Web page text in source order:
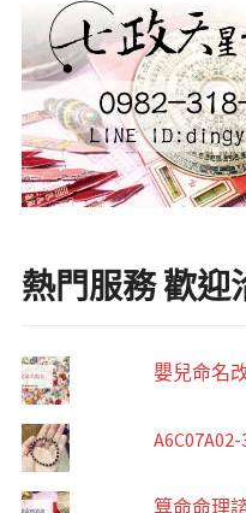
熱門服務 歡迎
嬰兒命名
算命命理